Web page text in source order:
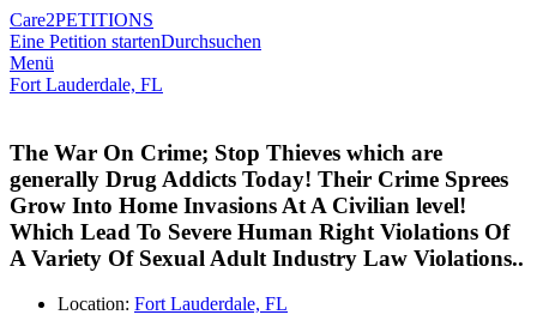
Care2PETITIONS
Eine Petition startenDurchsuchen
Menü
Fort Lauderdale, FL
The War On Crime; Stop Thieves which are
generally Drug Addicts Today! Their Crime Sprees
Grow Into Home Invasions At A Civilian level!
Which Lead To Severe Human Right Violations Of
A Variety Of Sexual Adult Industry Law Violations..
Location: Fort Lauderdale, FL